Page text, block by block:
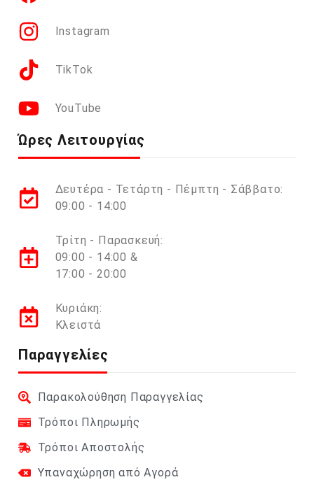
Instagram
TikTok
YouTube
Ώρες Λειτουργίας
Δευτέρα - Τετάρτη - Πέμπτη - Σάββατο:
09:00 - 14:00
Τρίτη - Παρασκευή:
09:00 - 14:00 &
17:00 - 20:00
Κυριάκη:
Κλειστά
Παραγγελίες
Παρακολούθηση Παραγγελίας
Τρόποι Πληρωμής
Τρόποι Αποστολής
Υπαναχώρηση από Αγορά